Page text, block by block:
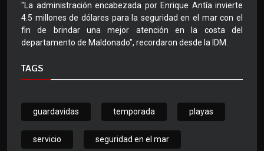
"La administración encabezada por Enrique Antía invierte
4.5 millones de dólares para la seguridad en el mar con el
fin de brindar una mejor atención en la costa del
departamento de Maldonado", recordaron desde la IDM.
TAGS
guardavidas temporada playas
servicio seguridad en el mar